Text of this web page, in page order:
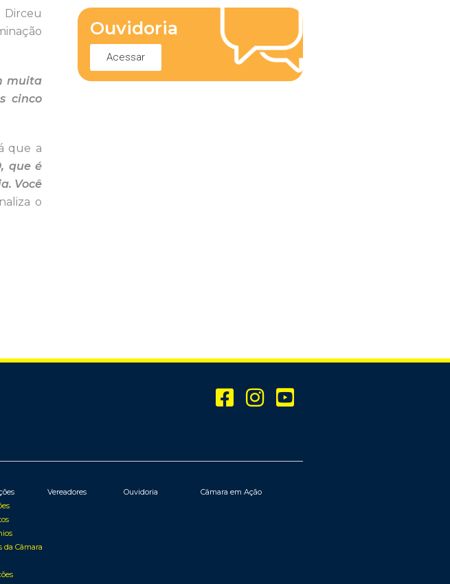
muita
cinco
que a
que é
Você
o
Ouvidoria
Acessar
da Câmara
Vereadores Ouvidoria Câmara em Ação